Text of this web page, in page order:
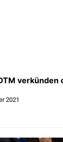
verkünden
2021